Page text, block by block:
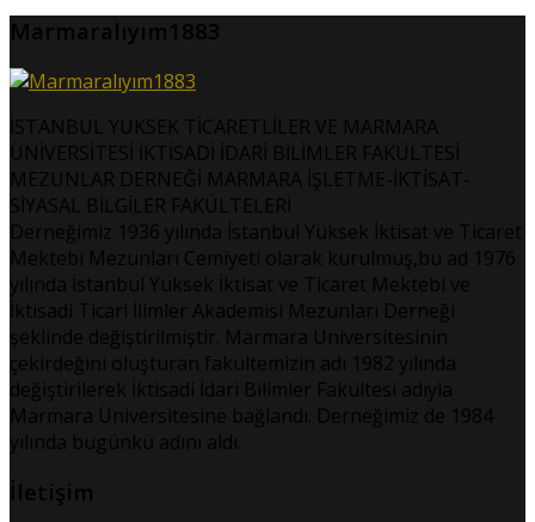
Marmaralıyım1883
İSTANBUL YÜKSEK TİCARETLİLER VE MARMARA
ÜNİVERSİTESİ İKTİSADİ İDARİ BİLİMLER FAKÜLTESİ
MEZUNLAR DERNEĞİ MARMARA İŞLETME-İKTİSAT-
SİYASAL BİLGİLER FAKÜLTELERİ
Derneğimiz 1936 yılında İstanbul Yüksek İktisat ve Ticaret
Mektebi Mezunları Cemiyeti olarak kurulmuş,bu ad 1976
yılında İstanbul Yüksek İktisat ve Ticaret Mektebi ve
İktisadi Ticari İlimler Akademisi Mezunları Derneği
şeklinde değiştirilmiştir. Marmara Üniversitesinin
çekirdeğini oluşturan fakültemizin adı 1982 yılında
değiştirilerek İktisadi İdari Bilimler Fakültesi adıyla
Marmara Üniversitesine bağlandı. Derneğimiz de 1984
yılında bugünkü adını aldı.
İletişim